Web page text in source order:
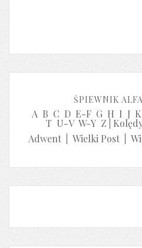
ŚPIEWNIK
A B C D E-F G H I J K
T U-V W-Y Z
Adwent| Wielki Post|